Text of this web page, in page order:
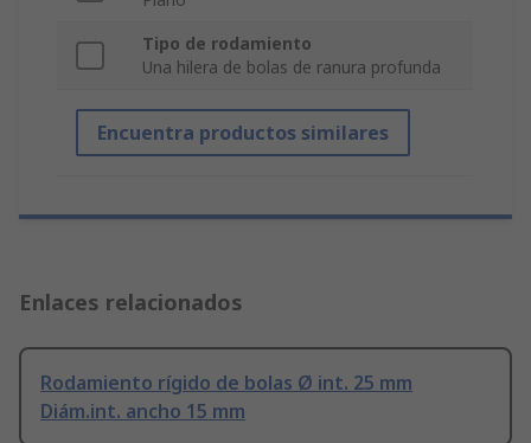
Tipo de rodamiento
Una hilera de bolas de ranura profunda
Encuentra productos similares
Enlaces relacionados
Rodamiento rígido de bolas Ø int. 25 mm
Diám.int. ancho 15 mm